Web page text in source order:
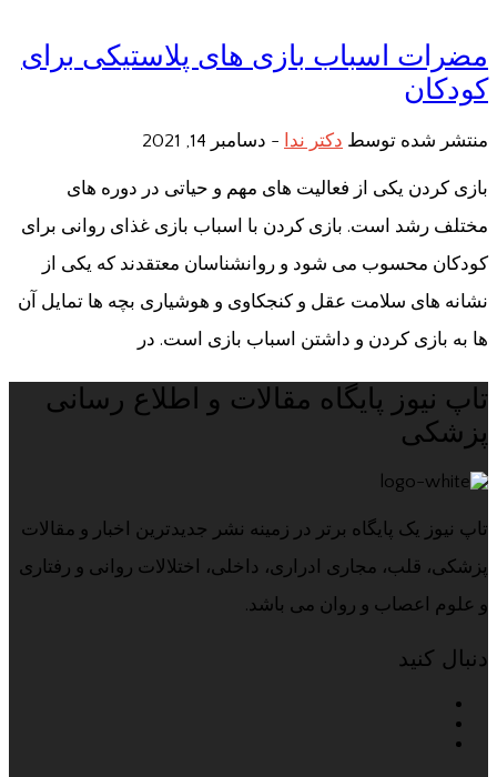
مضرات اسباب بازی های پلاستیکی برای
کودکان
منتشر شده توسط دکتر ندا - دسامبر 14, 2021
بازی کردن یکی از فعالیت های مهم و حیاتی در دوره های
مختلف رشد است. بازی کردن با اسباب بازی غذای روانی برای
کودکان محسوب می شود و روانشناسان معتقدند که یکی از
نشانه های سلامت عقل و کنجکاوی و هوشیاری بچه ها تمایل آن
ها به بازی کردن و داشتن اسباب بازی است. در
تاپ نیوز پایگاه مقالات و اطلاع رسانی
پزشکی
تاپ نیوز یک پایگاه برتر در زمینه نشر جدیدترین اخبار و مقالات
پزشکی، قلب، مجاری ادراری، داخلی، اختلالات روانی و رفتاری
و علوم اعصاب و روان می باشد.
دنبال کنید